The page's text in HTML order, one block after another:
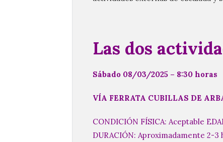
Las dos
Sábado 08/03/2025 – 8:30 horas
VÍA FERRATA CUBILLAS DE
CONDICIÓN FÍSICA: Aceptable
DURACIÓN: Aproximadamente 2-3